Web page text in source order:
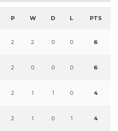
P W D L PTS
2 2 0 0 6
2 0 0 0 6
2 1 1 0 4
2 1 0 1 4